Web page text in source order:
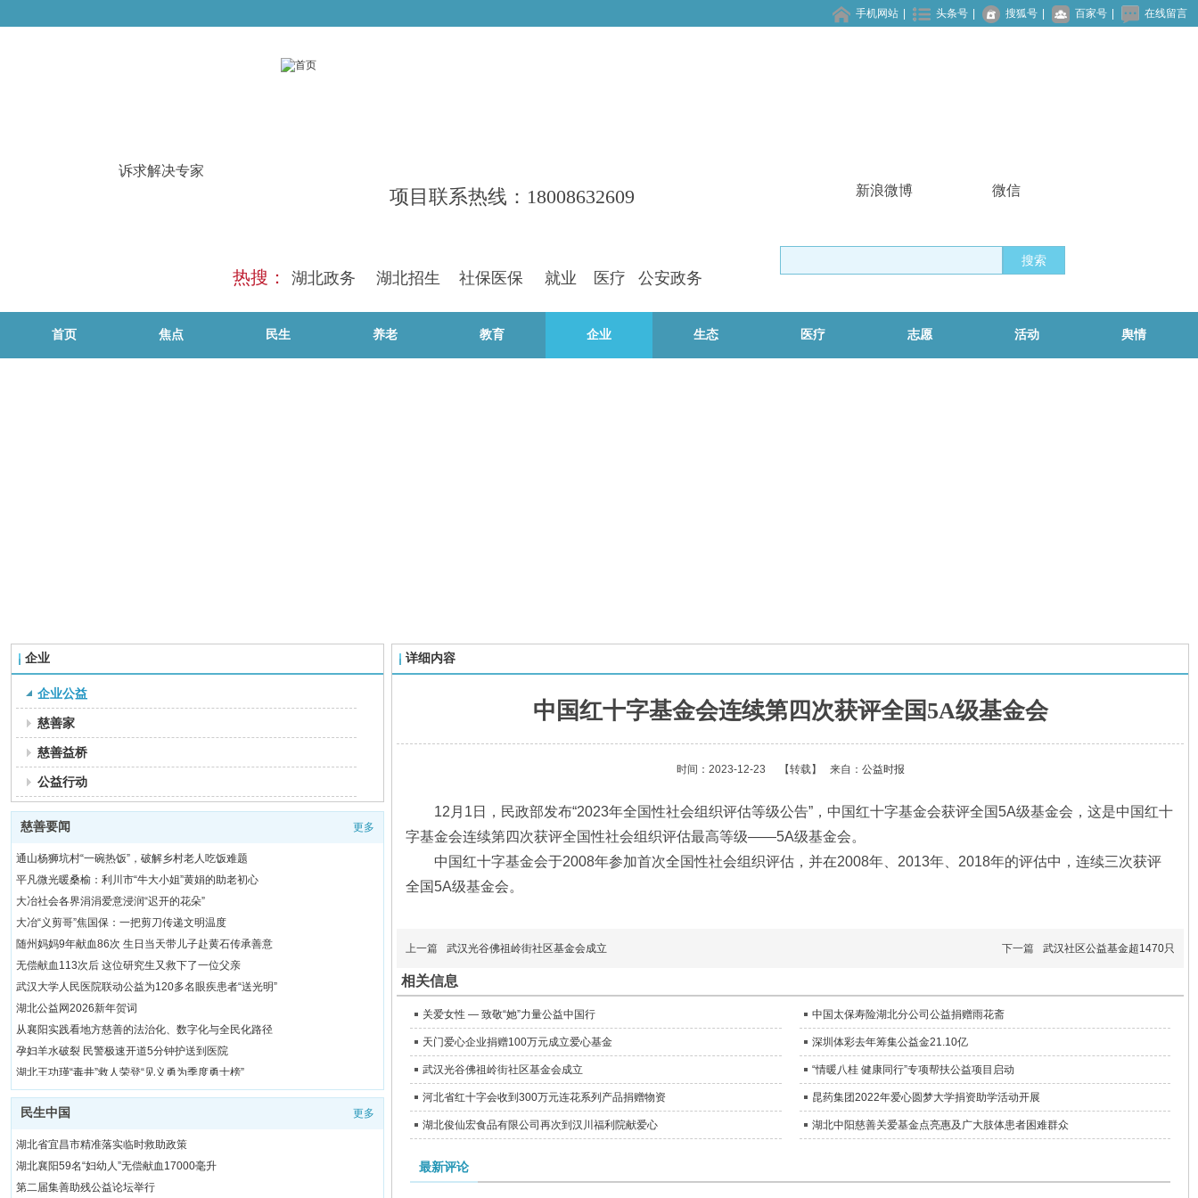
热搜： 湖北招生 医疗
社保 医保 就业
湖北政务
项目联系热线：18008632609
公安政务
新浪微博 微信
诉求解决专家
搜索
手机网站 头条号 搜狐号 百家号 在线留言
首页 焦点 民生 养老 教育 企业 生态 医疗 志愿 活动 舆情
企业
企业公益
慈善家
慈善益桥
公益行动
慈善要闻 更多
通山杨狮坑村“一碗热饭”，破解乡村老人吃饭难题
平凡微光暖桑榆：利川市“牛大小姐”黄娟的助老初心
大冶社会各界涓涓爱意浸润“迟开的花朵”
大冶“义剪哥”焦国保：一把剪刀传递文明温度
随州妈妈9年献血86次 生日当天带儿子赴黄石传承善意
无偿献血113次后 这位研究生又救下了一位父亲
武汉大学人民医院联动公益为120多名眼疾患者“送光明”
湖北公益网2026新年贺词
从襄阳实践看地方慈善的法治化、数字化与全民化路径
孕妇羊水破裂 民警极速开道5分钟护送到医院
湖北王功瑾“毒井”救人荣登“见义勇为季度勇士榜”
湖北省第三届慈善文化沙龙在武汉举办
器官捐献挽救5位患者 父亲为离世儿子开启生命接力
赤壁市活用农村公益电影，打造科普公益新阵地
民间中医的集体绽放：一场技术与文化的双重盛宴
湖北省青少年网球冠军公益项目启动
民生中国 更多
湖北省宜昌市精准落实临时救助政策
湖北襄阳59名“妇幼人”无偿献血17000毫升
第二届集善助残公益论坛举行
详细内容
中国红十字基金会连续第四次获评全国5A级基金会
时间：2023-12-23 【转载】 来自： 公益时报
12月1日，民政部发布“2023年全国性社会组织评估等级公告”，中国红十字基金会获评全国5A级基金会，这是中国红十
字基金会连续第四次获评全国性社会组织评估最高等级——5A级基金会。
中国红十字基金会于2008年参加首次全国性社会组织评估，并在2008年、2013年、2018年的评估中，连续三次获评
全国5A级基金会。
上一篇 武汉光谷佛祖岭街社区基金会成立 下一篇 武汉社区公益基金超1470只
相关信息
关爱女性 — 致敬“她”力量公益中国行 中国太保寿险湖北分公司公益捐赠雨花斋
天门爱心企业捐赠100万元成立爱心基金 深圳体彩去年筹集公益金21.10亿
武汉光谷佛祖岭街社区基金会成立 “情暖八桂 健康同行”专项帮扶公益项目启动
河北省红十字会收到300万元连花系列产品捐赠物资 昆药集团2022年爱心圆梦大学捐资助学活动开展
湖北俊仙宏食品有限公司再次到汉川福利院献爱心 湖北中阳慈善关爱基金点亮惠及广大肢体患者困难群众
最新评论